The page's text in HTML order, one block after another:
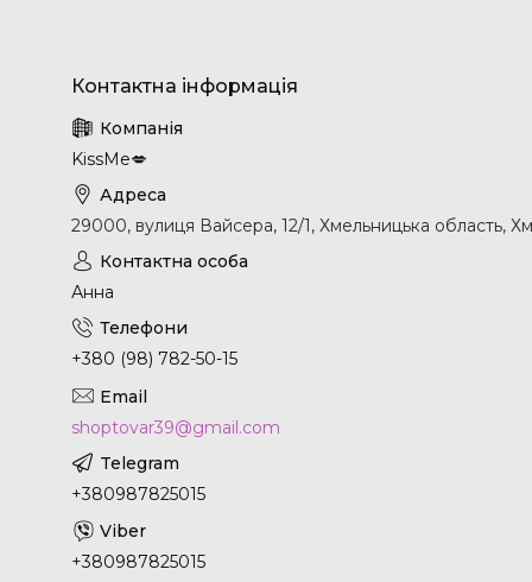
KissMe💋
29000, вулиця Вайсера, 12/1, Хмельницька область,
Анна
+380 (98) 782-50-15
shoptovar39@gmail.com
+380987825015
+380987825015